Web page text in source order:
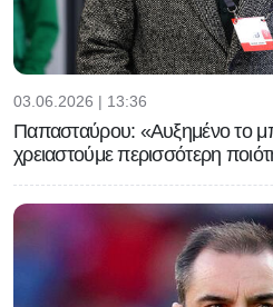
03.06.2026 | 13:36
Παπασταύρου: «Αυξημένο το
χρειαστούμε περισσότερη